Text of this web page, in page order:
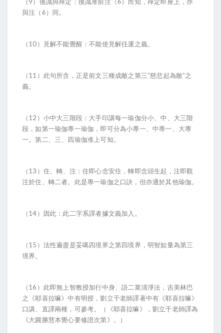
與注（6）同。
（10）見解不能覺醒：不能使見解任運之義。
（11）此句所含，正是前文三種成敵之第三“慈悲起為敵”之
義。
（12）小中大三階段：大手印講每一瑜伽分小、中、大三階
段，如第一瑜伽專一瑜伽，即可分為小專一、中專一、大專
一。第二、三、四瑜伽准上可知。
（13）住、轉、注：住即心念安住，轉即念頭生起，注即觀
注於住、轉二者。此是專一瑜伽之口訣，但亦通於其他瑜伽。
（14）因此：此二字系譯者據文義加入。
（15）法性遍盡是妥噶四境界之第四境界，明智如量為第三
境界。
（16）此即無上智教授加行中身、語二業清淨法，吉美林巴
之《耶喜拉嘛》中有明授，劉立千老師譯著中有《耶喜拉嘛》
口講、直譯兩種，可參考。（《耶喜拉嘛》，劉立千老師譯為
《大圓勝慧本覺心要修證次第》。）